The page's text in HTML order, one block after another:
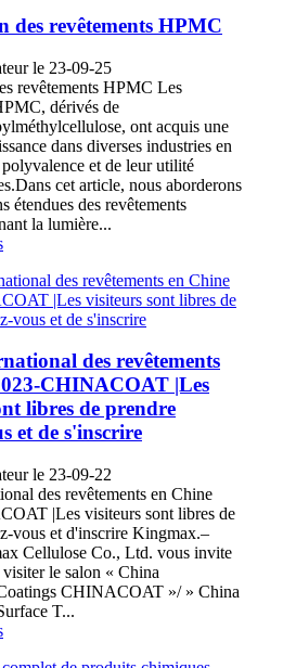
des revêtements HPMC
le 23-09-25
revêtements HPMC Les
dérivés de
ont acquis une
dans diverses industries en
et de leur utilité
cet article, nous aborderons
étendues des revêtements
la lumière...
des revêtements
CHINACOAT |Les
libres de prendre
et de s'inscrire
le 23-09-22
des revêtements en Chine
|Les visiteurs sont libres de
vous et d'inscrire Kingmax.–
Cellulose Co., Ltd. vous invite
visiter le salon « China
CHINACOAT »/ » China
T...